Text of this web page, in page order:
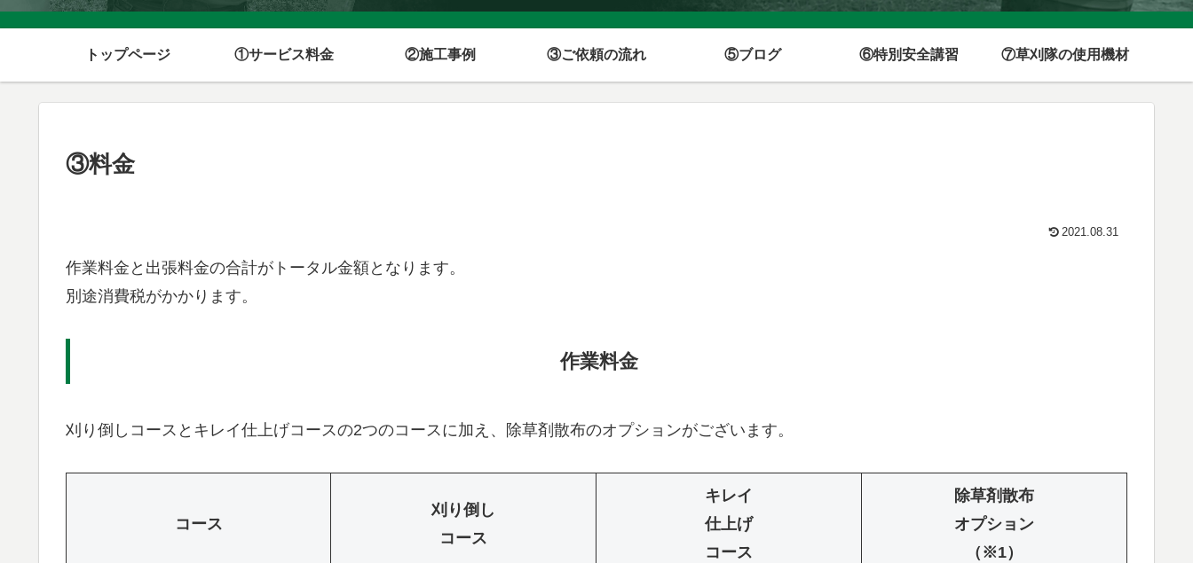
トップページ ①サービス料金 ②施工事例 ③ご依頼の流れ ⑤ブログ ⑥特別安全講習 ⑦草刈隊の使用機材
③料金
2021.08.31
作業料金と出張料金の合計がトータル金額となります。
別途消費税がかかります。
作業料金
刈り倒しコースとキレイ仕上げコースの2つのコースに加え、除草剤散布のオプションがございます。
コース
刈り倒し
コース
キレイ
仕上げ
コース
除草剤散布
オプション
（※1）